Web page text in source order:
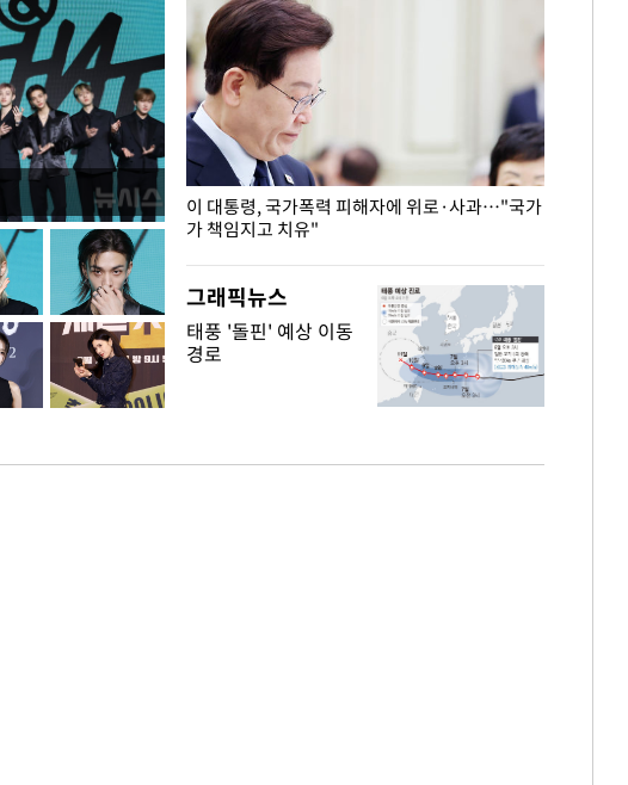
이 대통령, 국가폭력 피해자에 위로·사과…"국가
가 책임지고 치유"
그래픽뉴스
태풍 '돌핀' 예상 이동
경로